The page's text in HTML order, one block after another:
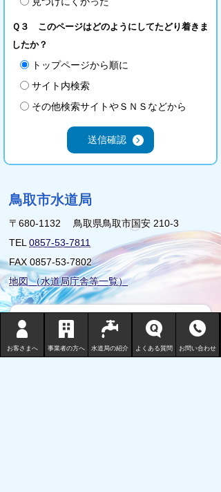
お客さまへ 事業者の方へ 水道局の紹介 よくある質問 お問い合わせ
Ｑ３ このページはどのようにしてたどり着きま
したか？
トップページから順に
サイト内検索
その他検索サイトやＳＮＳなどから
鳥取市水道局
〒680-1132 鳥取県鳥取市国安 210-3
TEL0857-53-7811
FAX 0857-53-7802
地図 （水道局庁舎等一覧）
サイトマップ
プライバシーポリシー